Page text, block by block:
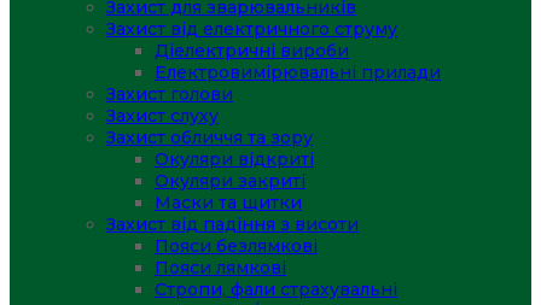
Захист для зварювальників
Захист від електричного струму
Діелектричні вироби
Електровимірювальні прилади
Захист голови
Захист слуху
Захист обличчя та зору
Окуляри відкриті
Окуляри закриті
Маски та щитки
Захист від падіння з висоти
Пояси безлямкові
Пояси лямкові
Стропи, фали страхувальні